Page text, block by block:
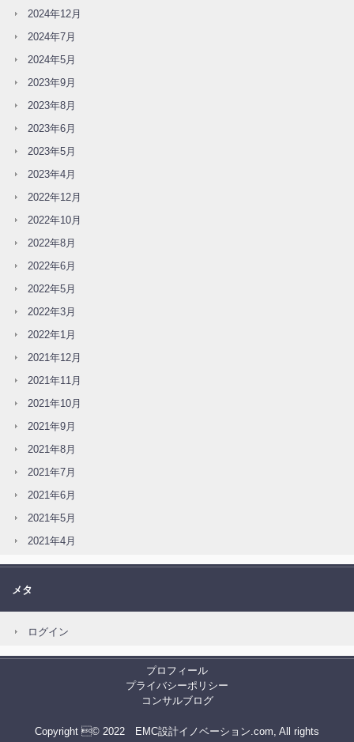
2024年12月
2024年7月
2024年5月
2023年9月
2023年8月
2023年6月
2023年5月
2023年4月
2022年12月
2022年10月
2022年8月
2022年6月
2022年5月
2022年3月
2022年1月
2021年12月
2021年11月
2021年10月
2021年9月
2021年8月
2021年7月
2021年6月
2021年5月
2021年4月
メタ
ログイン
プロフィール
プライバシーポリシー
コンサルブログ
Copyright © 2022 EMC設計イノベーション.com, All rights